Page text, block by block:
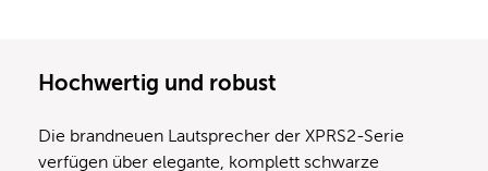
Hochwertig und robust
Die brandneuen Lautsprecher der XPRS2-Serie
verfügen über elegante, komplett schwarze